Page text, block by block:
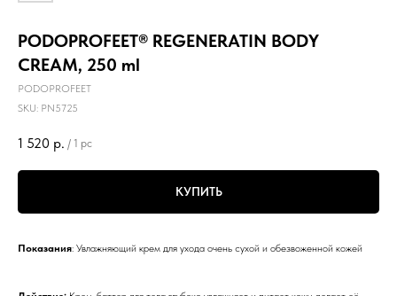
PODOPROFEET® REGENERATIN BODY
CREAM, 250 ml
PODOPROFEET
SKU: PN5725
1 520 р. / 1 pc
КУПИТЬ
Показания: Увлажняющий крем для ухода очень сухой и обезвоженной кожей